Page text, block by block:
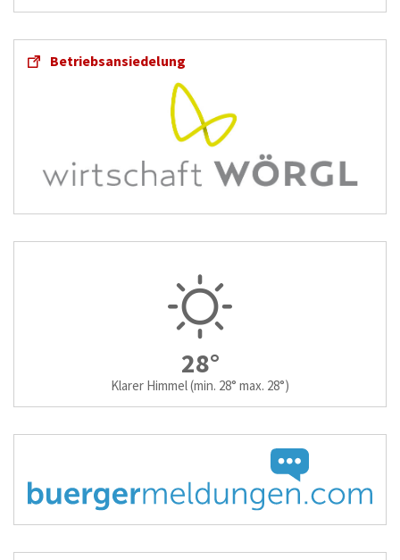
Betriebsansiedelung
28°
Klarer Himmel(min. 28° max. 28°)